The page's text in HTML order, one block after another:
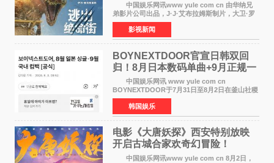
中国娱乐网讯www yule com cn 由华纳兄
弟影片公司出品，J·J·艾布拉姆斯制片，大卫·罗
伯特·米切尔执导，好莱坞巨星安妮·海瑟薇、伊万
·麦克格雷格主演的2026年暑期惊悚恐龙大片《逃
出绝命
影视新闻
BOYNEXTDOOR官宣日韩双回
归！8月日本数码单曲+9月正规一
辑改版
中国娱乐网讯 www yule com cn
BOYNEXTDOOR于7月31日至8月2日在釜山社稷
室内体育馆举办了BOYNEXTDOOR TOUR
&lsquo;KNOCK ON Vol 2&rsquo; IN
BUSAN，与当地粉丝共度难忘时光。 在演
韩国娱乐
电影《大唐妖探》西安特别放映
开启古城合家欢奇幻冒险！
中国娱乐网讯www yule com cn 8月2日，